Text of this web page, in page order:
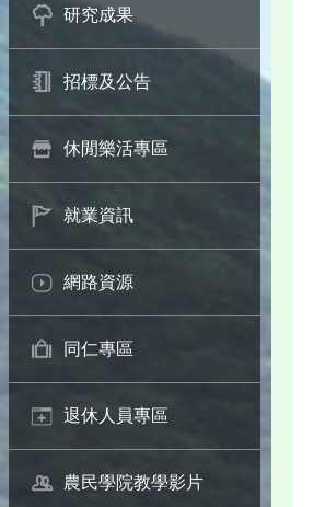
研究成果
招標及公告
休閒樂活專區
就業資訊
網路資源
同仁專區
退休人員專區
農民學院教學影片